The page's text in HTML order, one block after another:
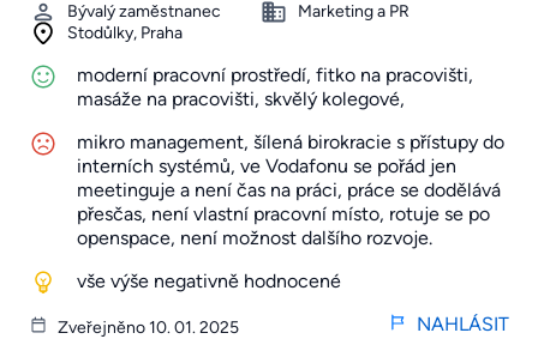
Bývalý zaměstnanec
Marketing a PR
Stodůlky, Praha
moderní pracovní prostředí, fitko na pracovišti,
masáže na pracovišti, skvělý kolegové,
mikro management, šílená birokracie s přístupy do
interních systémů, ve Vodafonu se pořád jen
meetinguje a není čas na práci, práce se dodělává
přesčas, není vlastní pracovní místo, rotuje se po
openspace, není možnost dalšího rozvoje.
vše výše negativně hodnocené
Zveřejněno 10. 01. 2025 NAHLÁSIT